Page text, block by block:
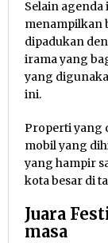
Selain
menampilkan
dipadukan
irama yang
yang
ini.
Properti yang
mobil yang
yang hampir
kota besar di
Juara
masa